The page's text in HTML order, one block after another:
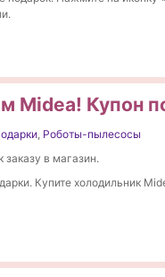
Midea! Купон
, Роботы-пылесосы
заказу в магазин.
Купите холодильник